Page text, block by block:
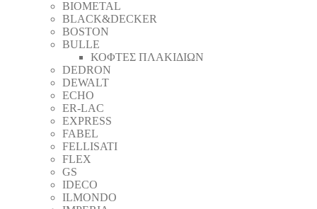
BIOMETAL
BLACK&DECKER
BOSTON
BULLE
ΚΟΦΤΕΣ ΠΛΑΚΙΔΙΩΝ
DEDRON
DEWALT
ECHO
ER-LAC
EXPRESS
FABEL
FELLISATI
FLEX
GS
IDECO
ILMONDO